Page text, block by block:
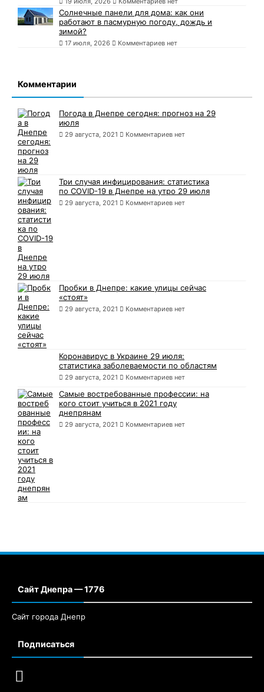
Солнечные панели для дома: как они
работают в пасмурную погоду, дождь и
зимой?
17 июля, 2026 Комментариев нет
Комментарии
Погода в Днепре сегодня: прогноз на 29
июля
29 августа, 2021 Комментариев нет
Три случая инфицирования: статистика
по COVID-19 в Днепре на утро 29 июля
29 августа, 2021 Комментариев нет
Пробки в Днепре: какие улицы сейчас
«стоят»
29 августа, 2021 Комментариев нет
Коронавирус в Украине 29 июля:
статистика заболеваемости по областям
29 августа, 2021 Комментариев нет
Сайт Днепра — 1776
Сайт города Днепр